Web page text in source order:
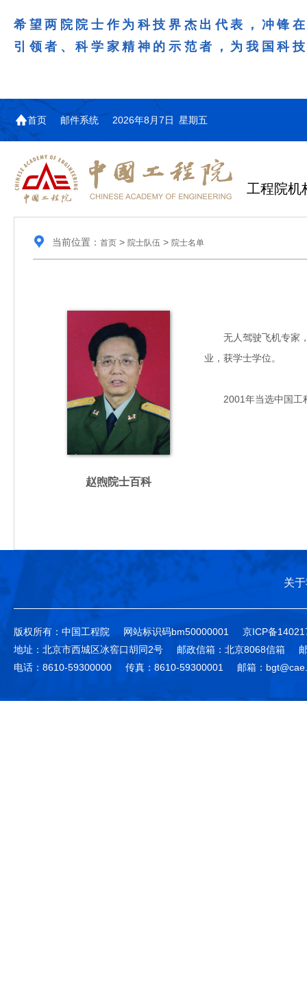
希望两院院士作为科技界杰出代表，冲锋
引领者、科学家精神的示范者，为我国科
首页 邮件系统 2026年8月7日 星期五
工程院机
当前位置： 首页> 院士队伍 > 院士名单
赵煦院士百科
无人驾驶飞机专家，
业，获学士学位。
2001年当选中国工
关
版权所有：中国工程院 网站标识码bm50000001
京ICP备
地址：北京市西城区冰窖口胡同2号
邮政信箱：北京8068信箱
电话：8610-59300000
传真：8610-59300001 邮箱：